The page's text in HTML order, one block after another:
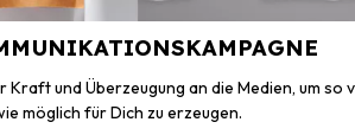
Kraft und Überzeugung an die Medien, um so
möglich für Dich zu erzeugen.